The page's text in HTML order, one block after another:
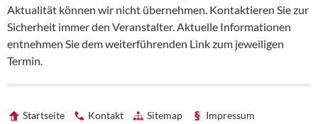
Aktualität können wir nicht übernehmen. Kontaktieren Sie zur
Sicherheit immer den Veranstalter. Aktuelle Informationen
entnehmen Sie dem weiterführenden Link zum jeweiligen
Termin.
Startseite Kontakt Sitemap Impressum